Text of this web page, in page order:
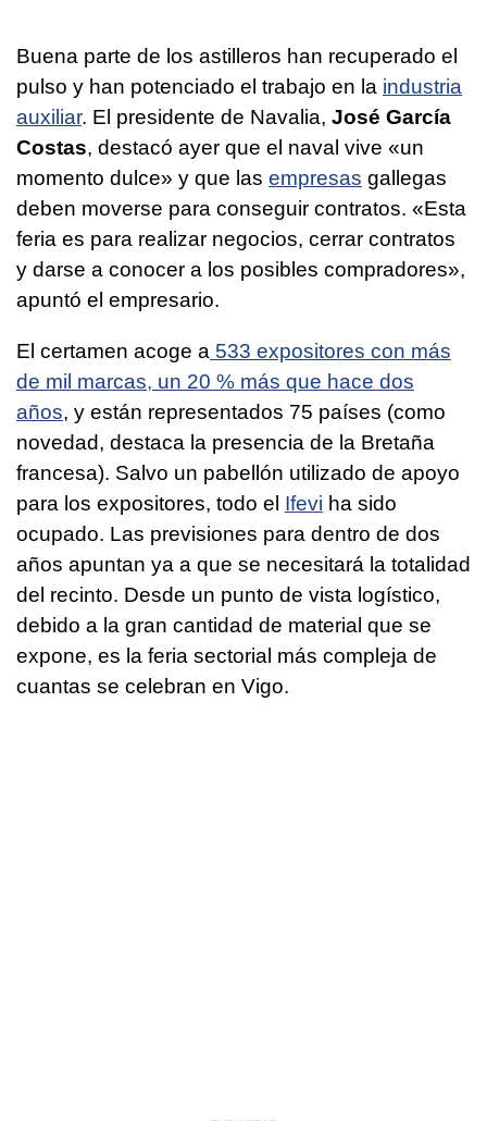
Buena parte de los astilleros han recuperado el
pulso y han potenciado el trabajo en la industria
auxiliar. El presidente de Navalia, José García
Costas, destacó ayer que el naval vive «un
momento dulce» y que las empresas gallegas
deben moverse para conseguir contratos. «Esta
feria es para realizar negocios, cerrar contratos
y darse a conocer a los posibles compradores»,
apuntó el empresario.
El certamen acoge a 533 expositores con más
de mil marcas, un 20 % más que hace dos
años, y están representados 75 países (como
novedad, destaca la presencia de la Bretaña
francesa). Salvo un pabellón utilizado de apoyo
para los expositores, todo el Ifevi ha sido
ocupado. Las previsiones para dentro de dos
años apuntan ya a que se necesitará la totalidad
del recinto. Desde un punto de vista logístico,
debido a la gran cantidad de material que se
expone, es la feria sectorial más compleja de
cuantas se celebran en Vigo.